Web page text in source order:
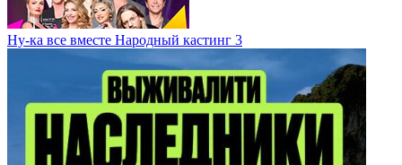
Ну-ка все вместе Народный кастинг 3